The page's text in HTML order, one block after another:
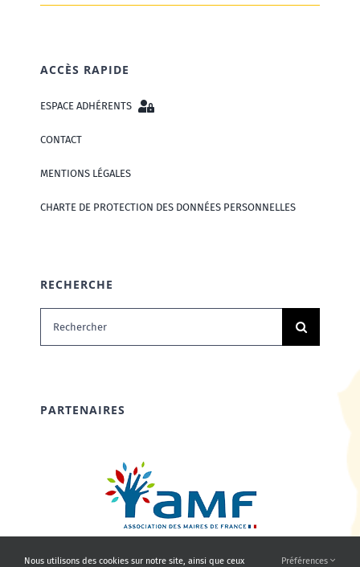
ACCÈS RAPIDE
ESPACE ADHÉRENTS
CONTACT
MENTIONS LÉGALES
CHARTE DE PROTECTION DES DONNÉES PERSONNELLES
RECHERCHE
Rechercher:
PARTENAIRES
Nous utilisons des cookies sur notre site, ainsi que ceux Préférences